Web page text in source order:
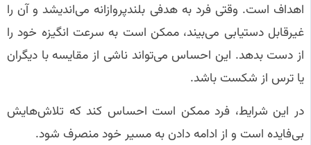
اهداف است. وقتی فرد به هدفی بلندپروازانه می‌اندیشد و آن را
غیرقابل دستیابی می‌بیند، ممکن است به سرعت انگیزه خود را
از دست بدهد. این احساس می‌تواند ناشی از مقایسه با دیگران
یا ترس از شکست باشد.
در این شرایط، فرد ممکن است احساس کند که تلاش‌هایش
بی‌فایده است و از ادامه دادن به مسیر خود منصرف شود.